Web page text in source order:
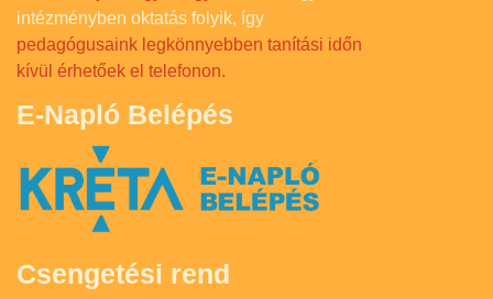
intézményben oktatás folyik, így
pedagógusaink legkönnyebben tanítási időn
kívül érhetőek el telefonon.
E-Napló Belépés
Csengetési rend